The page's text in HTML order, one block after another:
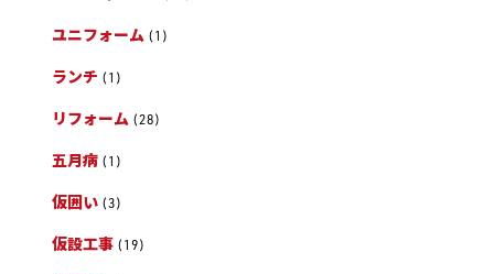
ユニフォーム (1)
ランチ (1)
リフォーム (28)
五月病 (1)
仮囲い (3)
仮設工事 (19)